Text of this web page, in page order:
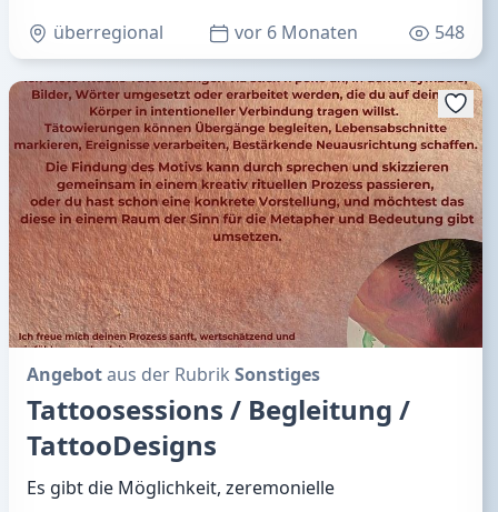
überregional
vor 6 Monaten 548
Angebotaus der Rubrik Sonstiges
Tattoosessions / Begleitung /
TattooDesigns
Es gibt die Möglichkeit, zeremonielle